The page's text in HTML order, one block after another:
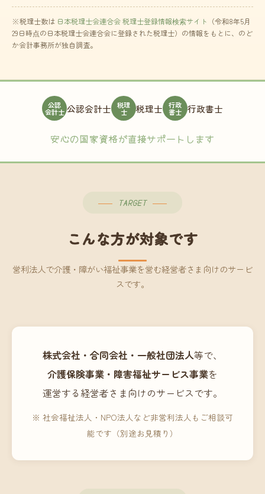
※税理士数は 日本税理士会連合会 税理士登録情報検索サイト （令和8年5月
29日時点の日本税理士会連合会に登録された税理士）の情報をもとに、のど
か会計事務所が独自調査。
公認
会計士 公認会計士 税理
士 税理士 行政
書士 行政書士
安心の国家資格が直接サポートします
TARGET
こんな方が対象です
営利法人で介護・障がい福祉事業を営む経営者さま向けのサービ
スです。
株式会社・合同会社・一般社団法人等で、
介護保険事業・障害福祉サービス事業を
運営する経営者さま向けのサービスです。
※ 社会福祉法人・NPO法人など非営利法人もご相談可
能です（別途お見積り）